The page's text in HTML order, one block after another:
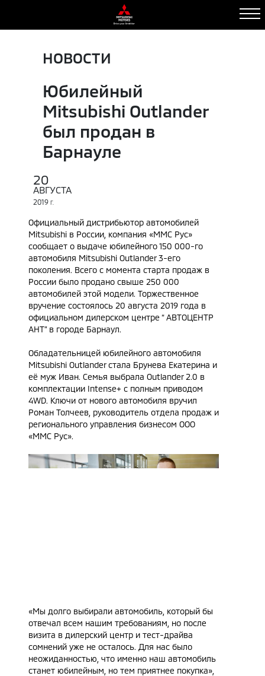
НОВОСТИ
Юбилейный
Mitsubishi Outlander
был продан в
Барнауле
20
АВГУСТА
2019 Г.
Официальный дистрибьютор автомобилей
Mitsubishi в России, компания «ММС Рус»
сообщает о выдаче юбилейного 150 000-го
автомобиля Mitsubishi Outlander 3-его
поколения. Всего с момента старта продаж в
России было продано свыше 250 000
автомобилей этой модели. Торжественное
вручение состоялось 20 августа 2019 года в
официальном дилерском центре “ АВТОЦЕНТР
АНТ” в городе Барнаул.
Обладательницей юбилейного автомобиля
Mitsubishi Outlander стала Брунева Екатерина и
её муж Иван. Семья выбрала Outlander 2.0 в
комплектации Intense+ c полным приводом
4WD. Ключи от нового автомобиля вручил
Роман Толчеев, руководитель отдела продаж и
регионального управления бизнесом ООО
«ММС Рус».
«Мы долго выбирали автомобиль, который бы
отвечал всем нашим требованиям, но после
визита в дилерский центр и тест-драйва
сомнений уже не осталось. Для нас было
неожиданностью, что именно наш автомобиль
станет юбилейным, но тем приятнее покупка»,